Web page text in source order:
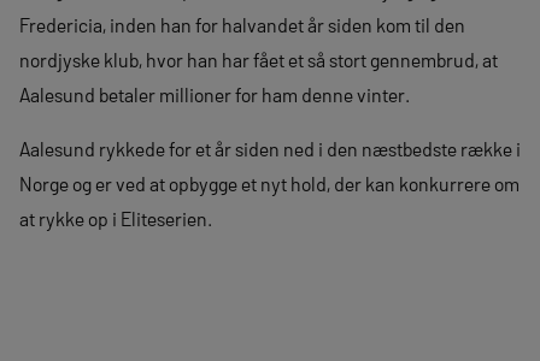
Fredericia, inden han for halvandet år siden kom til den
nordjyske klub, hvor han har fået et så stort gennembrud, at
Aalesund betaler millioner for ham denne vinter.
Aalesund rykkede for et år siden ned i den næstbedste række i
Norge og er ved at opbygge et nyt hold, der kan konkurrere om
at rykke op i Eliteserien.